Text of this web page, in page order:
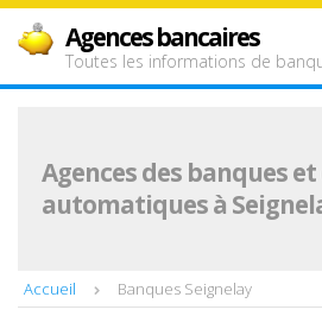
Agences bancaires
Toutes les informations de
Agences des banques
automatiques à
Accueil Banques Seignelay